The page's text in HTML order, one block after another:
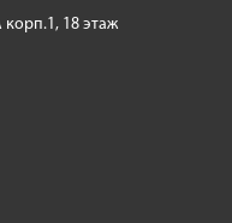
18 этаж